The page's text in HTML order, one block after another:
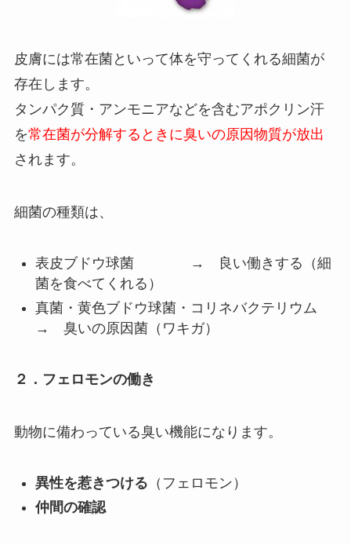
皮膚には常在菌といって体を守ってくれる細菌が
存在します。
タンパク質・アンモニアなどを含むアポクリン汗
を常在菌が分解するときに臭いの原因物質が放出
されます。
細菌の種類は、
表皮ブドウ球菌 → 良い働きする（細
菌を食べてくれる）
真菌・黄色ブドウ球菌・コリネバクテリウム
→ 臭いの原因菌（ワキガ）
２．フェロモンの働き
動物に備わっている臭い機能になります。
異性を惹きつける （フェロモン）
仲間の確認